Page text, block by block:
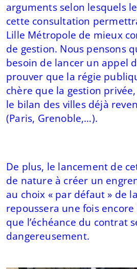
arguments selon lesquels
cette consultation
Lille Métropole de mieux
de gestion. Nous pensons
besoin de lancer un appel
prouver que la régie
chère que la gestion
le bilan des villes déjà
(Paris, Grenoble,…).
De plus, le lancement de
de nature à créer un
au choix « par défaut » de
repoussera une fois
que l’échéance du contrat
dangereusement.